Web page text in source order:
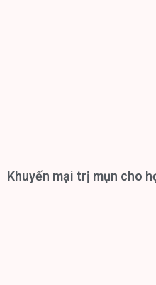
Khuyến mại trị mụn cho